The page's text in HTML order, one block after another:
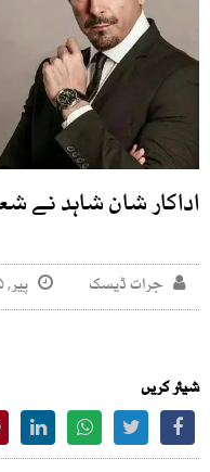
اداکار شان شاہد نے
جرات ڈیسک پیر, ۲۵ اپریل ۲۰۲۲
شیئر کریں